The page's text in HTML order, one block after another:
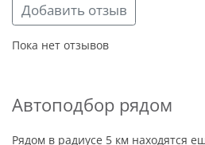
Добавить отзыв
Пока нет отзывов
Автоподбор рядом
Рядом в радиусе 5 км находятся